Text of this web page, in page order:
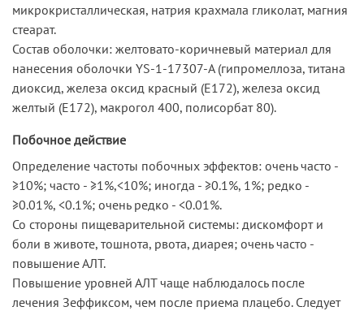
микрокристаллическая, натрия крахмала гликолат, магния
стеарат.
Состав оболочки: желтовато-коричневый материал для
нанесения оболочки YS-1-17307-A (гипромеллоза, титана
диоксид, железа оксид красный (Е172), железа оксид
желтый (Е172), макрогол 400, полисорбат 80).
Побочное действие
Определение частоты побочных эффектов: очень часто -
≥10%; часто - ≥1%,<10%; иногда - ≥0.1%, 1%; редко -
≥0.01%, <0.1%; очень редко - <0.01%.
Со стороны пищеварительной системы: дискомфорт и
боли в животе, тошнота, рвота, диарея; очень часто -
повышение АЛТ.
Повышение уровней АЛТ чаще наблюдалось после
лечения Зеффиксом, чем после приема плацебо. Следует